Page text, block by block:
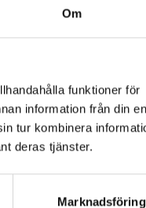
Om
funktioner för
information från din
tur kombinera
deras tjänster.
Marknadsföring